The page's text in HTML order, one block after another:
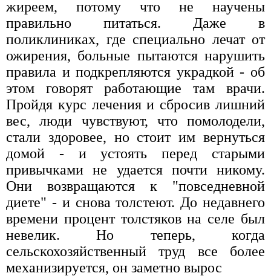
жиреем, потому что не научены
правильно питаться. Даже в
поликлиниках, где специально лечат от
ожирения, больные пытаются нарушить
правила и подкрепляются украдкой - об
этом говорят работающие там врачи.
Пройдя курс лечения и сбросив лишний
вес, люди чувствуют, что помолодели,
стали здоровее, но стоит им вернуться
домой - и устоять перед старыми
привычками не удается почти никому.
Они возвращаются к "повседневной
диете" - и снова толстеют. До недавнего
времени процент толстяков на селе был
невелик. Но теперь, когда
сельскохозяйственный труд все более
механизируется, он заметно вырос